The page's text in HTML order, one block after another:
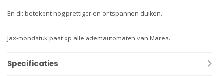
En dit betekent nog prettiger en ontspannen duiken.
Jax-mondstuk past op alle ademautomaten van Mares.
Specificaties